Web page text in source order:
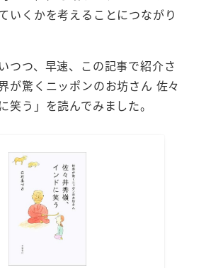
いくかを考えることにつながり
つつ、早速、この記事で紹介さ
が驚くニッポンのお坊さん 佐々
笑う」を読んでみました。